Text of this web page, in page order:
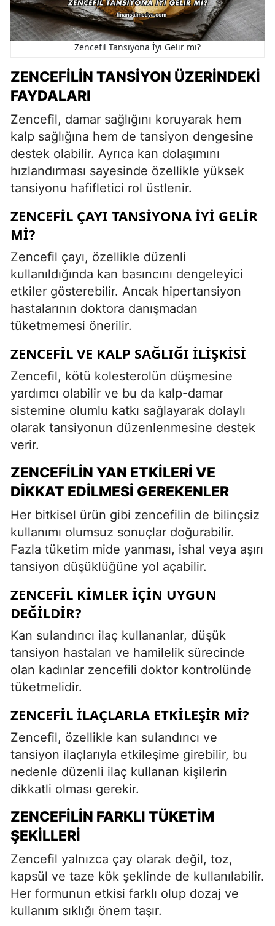
Zencefil Tansiyona İyi Gelir mi?
ZENCEFILIN TANSIYON ÜZERINDEKI
FAYDALARI
Zencefil, damar sağlığını koruyarak hem
kalp sağlığına hem de tansiyon dengesine
destek olabilir. Ayrıca kan dolaşımını
hızlandırması sayesinde özellikle yüksek
tansiyonu hafifletici rol üstlenir.
ZENCEFIL ÇAYI TANSIYONA İYI GELIR
MI?
Zencefil çayı, özellikle düzenli
kullanıldığında kan basıncını dengeleyici
etkiler gösterebilir. Ancak hipertansiyon
hastalarının doktora danışmadan
tüketmemesi önerilir.
ZENCEFIL VE KALP SAĞLIĞI İLIŞKISI
Zencefil, kötü kolesterolün düşmesine
yardımcı olabilir ve bu da kalp-damar
sistemine olumlu katkı sağlayarak dolaylı
olarak tansiyonun düzenlenmesine destek
verir.
ZENCEFILIN YAN ETKILERI VE
DIKKAT EDILMESI GEREKENLER
Her bitkisel ürün gibi zencefilin de bilinçsiz
kullanımı olumsuz sonuçlar doğurabilir.
Fazla tüketim mide yanması, ishal veya aşırı
tansiyon düşüklüğüne yol açabilir.
ZENCEFIL KIMLER İÇIN UYGUN
DEĞILDIR?
Kan sulandırıcı ilaç kullananlar, düşük
tansiyon hastaları ve hamilelik sürecinde
olan kadınlar zencefili doktor kontrolünde
tüketmelidir.
ZENCEFIL İLAÇLARLA ETKILEŞIR MI?
Zencefil, özellikle kan sulandırıcı ve
tansiyon ilaçlarıyla etkileşime girebilir, bu
nedenle düzenli ilaç kullanan kişilerin
dikkatli olması gerekir.
ZENCEFILIN FARKLI TÜKETIM
ŞEKILLERI
Zencefil yalnızca çay olarak değil, toz,
kapsül ve taze kök şeklinde de kullanılabilir.
Her formunun etkisi farklı olup dozaj ve
kullanım sıklığı önem taşır.